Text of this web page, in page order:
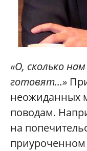
«О, сколько
готовят...»
неожиданных
поводам.
на
приуроченном